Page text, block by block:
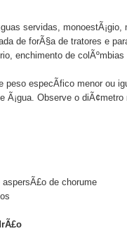
servidas,
de forÃ§a de tratores e
enchimento de
peso especÃ­fico menor ou
Ã¡gua. Observe o
de chorume